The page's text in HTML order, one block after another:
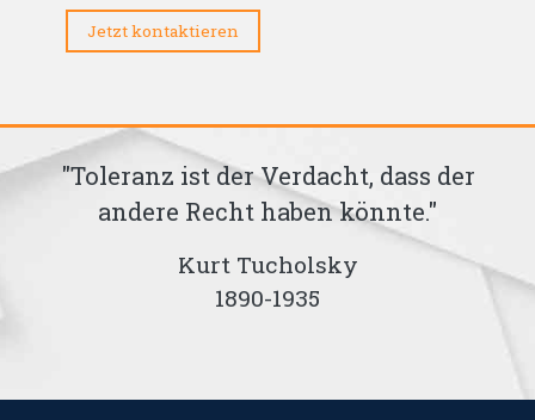
Jetzt kontaktieren
"Toleranz ist der Verdacht, dass der
andere Recht haben könnte."
Kurt Tucholsky
1890-1935